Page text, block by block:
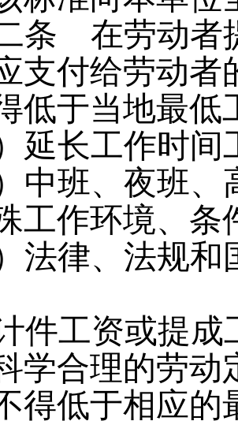
条 在劳动者
支付给劳动
低于当地最低
延长工作时间
中班、夜班
工作环境、条
法律、法规
件工资或提
学合理的劳动
得低于相应的